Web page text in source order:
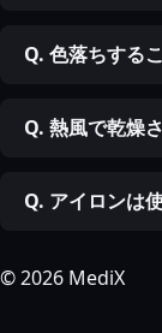
Q. 色落ちする
Q. 熱風で乾燥
Q. アイロンは
© 2026 MediX